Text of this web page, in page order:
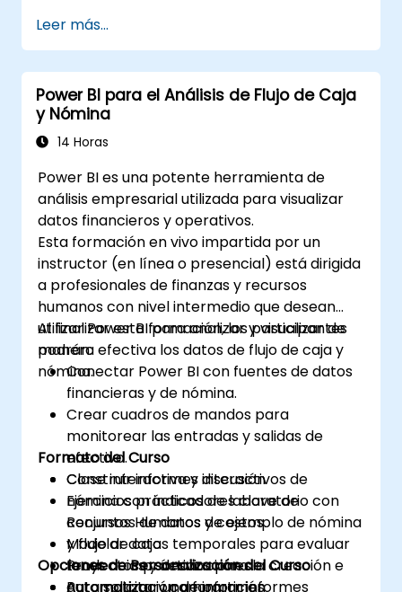
Leer más...
Power BI para el Análisis de Flujo de Caja
y Nómina
14 Horas
Power BI es una potente herramienta de
análisis empresarial utilizada para visualizar
datos financieros y operativos.
Esta formación en vivo impartida por un
instructor (en línea o presencial) está dirigida
a profesionales de finanzas y recursos
humanos con nivel intermedio que desean
utilizar Power BI para analizar y visualizar de
manera efectiva los datos de flujo de caja y
nómina.
Al finalizar esta formación, los participantes
podrán:
Conectar Power BI con fuentes de datos
financieras y de nómina.
Crear cuadros de mandos para
monitorear las entradas y salidas de
efectivo.
Construir informes interactivos de
nómina con indicadores clave de
Recursos Humanos y costos.
Modelar datos temporales para evaluar
tendencias y desviaciones.
Automatizar y compartir informes
Formato del Curso
Clase interactiva y discusión
Ejercicios prácticos de laboratorio con
conjuntos de datos de ejemplo de nómina
y flujo de caja
Proyectos prácticos para la creación e
automatización de informes
Opciones de Personalización del Curso
Para solicitar una formación